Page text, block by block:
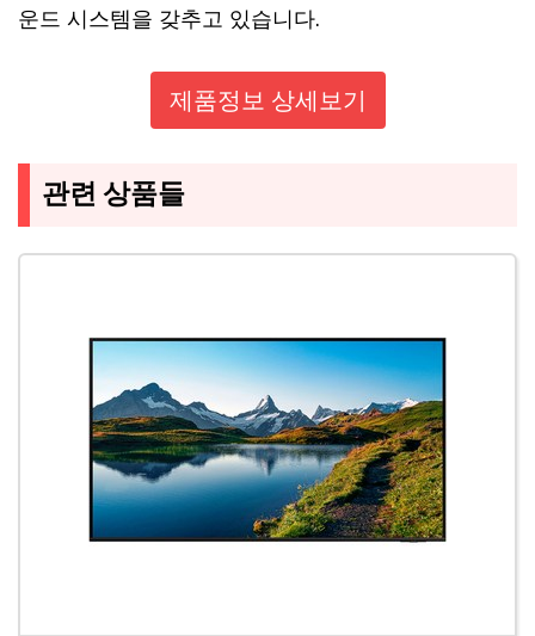
운드 시스템을 갖추고 있습니다.
제품정보 상세보기
관련 상품들